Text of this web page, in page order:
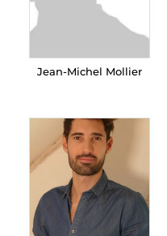
Jean-Michel Mollier